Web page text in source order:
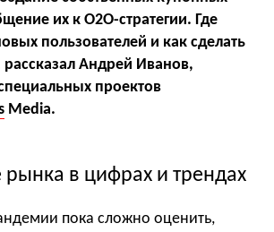
их к O2O-стратегии. Где
пользователей и как сделать
Андрей Иванов,
проектов
Media.
в цифрах и трендах
пока сложно оценить,